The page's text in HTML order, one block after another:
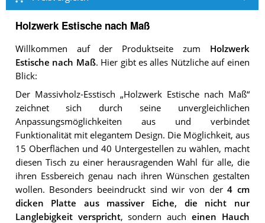
Holzwerk Estische nach Maß
Willkommen auf der Produktseite zum Holzwerk
Estische nach Maß. Hier gibt es alles Nützliche auf einen
Blick:
Der Massivholz-Esstisch „Holzwerk Estische nach Maß“
zeichnet sich durch seine unvergleichlichen
Anpassungsmöglichkeiten aus und verbindet
Funktionalität mit elegantem Design. Die Möglichkeit, aus
15 Oberflächen und 40 Untergestellen zu wählen, macht
diesen Tisch zu einer herausragenden Wahl für alle, die
ihren Essbereich genau nach ihren Wünschen gestalten
wollen. Besonders beeindruckt sind wir von der4 cm
dicken Platte aus massiver Eiche, die nicht nur
Langlebigkeit verspricht, sondern aucheinen Hauch